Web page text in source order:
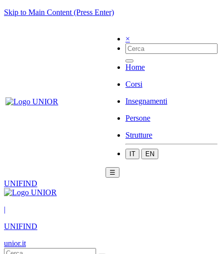
Skip to Main Content (Press Enter)
×
Home
Corsi
Insegnamenti
Persone
Strutture
IT EN
☰
UNIFIND
|
UNIFIND
unior.it